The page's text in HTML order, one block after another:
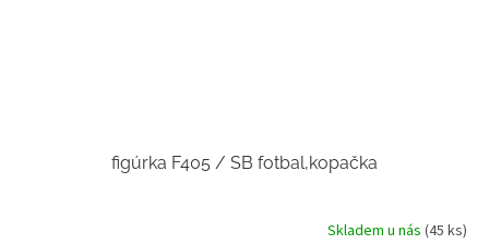
figúrka F405 / SB fotbal,kopačka
Skladem u nás (45 ks)